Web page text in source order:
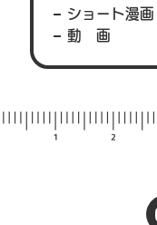
ショート漫画
動 画